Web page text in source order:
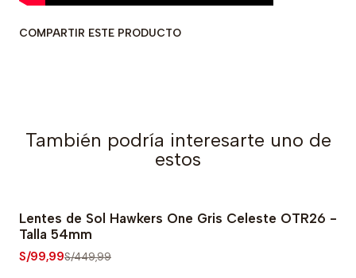
COMPARTIR ESTE PRODUCTO
También podría interesarte uno de
estos
-78% OFF
Lentes de Sol Hawkers One Gris Celeste OTR26 -
Talla 54mm
S/99,99S/449,99